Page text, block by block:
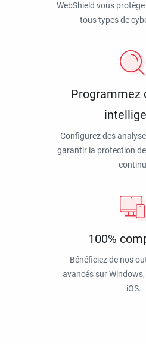
WebShield vous
tous types de
Programmez
Configurez des
garantir la protection
100%
Bénéficiez de nos
avancés sur
iOS.